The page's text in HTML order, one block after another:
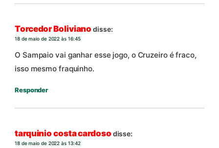
Torcedor Boliviano disse:
18 de maio de 2022 às 16:45
O Sampaio vai ganhar esse jogo, o Cruzeiro é fraco,
isso mesmo fraquinho.
Responder
tarquinio costa cardoso disse:
18 de maio de 2022 às 13:42